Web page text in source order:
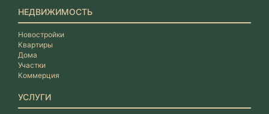
НЕДВИЖИМОСТЬ
Новостройки
Квартиры
Дома
Участки
Коммерция
УСЛУГИ